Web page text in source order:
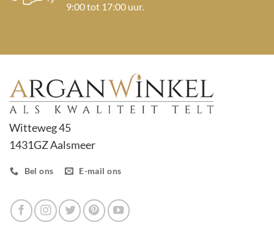
9:00 tot 17:00 uur.
Witteweg 45
1431GZ Aalsmeer
Bel ons E-mail ons